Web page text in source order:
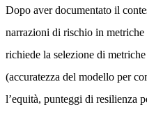
Dopo aver documentato il
narrazioni di rischio in
richiede la selezione di
(accuratezza del modello per
l’equità, punteggi di resilienza